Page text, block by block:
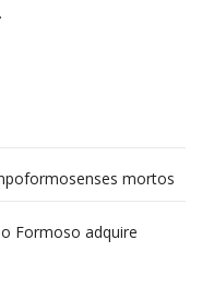
mortos
desabamentos são
Formoso adquire